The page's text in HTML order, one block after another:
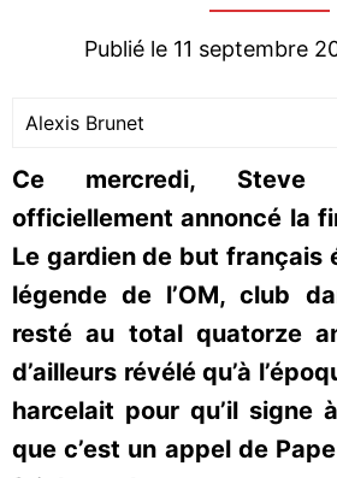
Publié le 11 septembre
Alexis Brunet
Ce mercredi, Steve
officiellement annoncé la
Le gardien de but français
légende de l’OM, club
resté au total quatorze
d’ailleurs révélé qu’à
harcelait pour qu’il signe
que c’est un appel de